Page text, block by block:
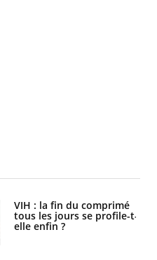
VIH : la fin du comprimé
tous les jours se profile-t-
elle enfin ?